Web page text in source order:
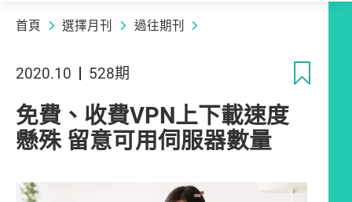
首頁 選擇月刊 過往期刊
2020.10 528期
免費、收費VPN上下載速度
懸殊 留意可用伺服器數量